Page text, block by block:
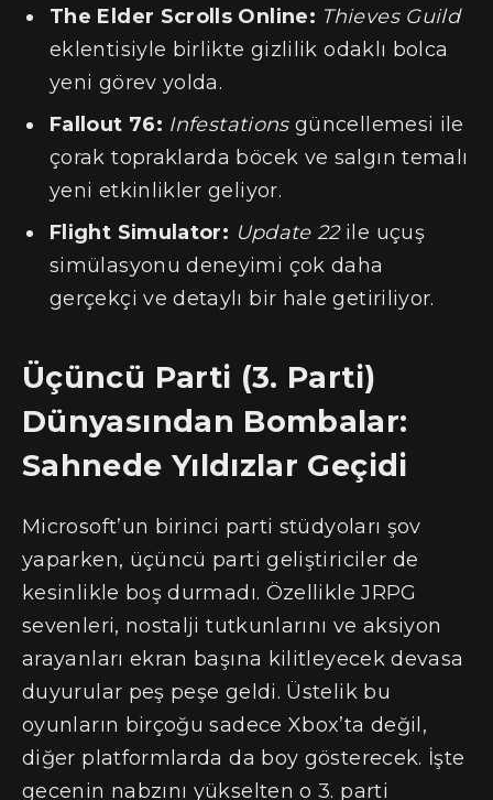
The Elder Scrolls Online: Thieves Guild
eklentisiyle birlikte gizlilik odaklı bolca
yeni görev yolda.
Fallout 76: Infestationsgüncellemesi ile
çorak topraklarda böcek ve salgın temalı
yeni etkinlikler geliyor.
Flight Simulator: Update 22ile uçuş
simülasyonu deneyimi çok daha
gerçekçi ve detaylı bir hale getiriliyor.
Üçüncü Parti (3. Parti)
Dünyasından Bombalar:
Sahnede Yıldızlar Geçidi
Microsoft’un birinci parti stüdyoları şov
yaparken, üçüncü parti geliştiriciler de
kesinlikle boş durmadı. Özellikle JRPG
sevenleri, nostalji tutkunlarını ve aksiyon
arayanları ekran başına kilitleyecek devasa
duyurular peş peşe geldi. Üstelik bu
oyunların birçoğu sadece Xbox’ta değil,
diğer platformlarda da boy gösterecek. İşte
gecenin nabzını yükselten o 3. parti